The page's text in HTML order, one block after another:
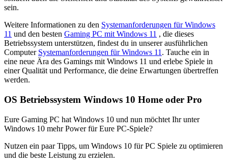
sein.
Weitere Informationen zu den Systemanforderungen für Windows
11 und den besten Gaming PC mit Windows 11 , die dieses
Betriebssystem unterstützen, findest du in unserer ausführlichen
Computer Systemanforderungen für Windows 11 . Tauche ein in
eine neue Ära des Gamings mit Windows 11 und erlebe Spiele in
einer Qualität und Performance, die deine Erwartungen übertreffen
werden.
OS Betriebssystem Windows 10 Home oder Pro
Eure Gaming PC hat Windows 10 und nun möchtet Ihr unter
Windows 10 mehr Power für Eure PC-Spiele?
Nutzen ein paar Tipps, um Windows 10 für PC Spiele zu optimieren
und die beste Leistung zu erzielen.